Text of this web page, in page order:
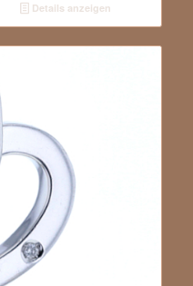
Details anzeigen